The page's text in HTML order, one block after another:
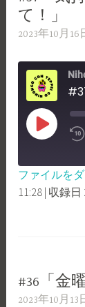
て！」
2023年10月16
PLAY
SHARE
ファイルを
11:28 | 収録日
#36「金
2023年10月13